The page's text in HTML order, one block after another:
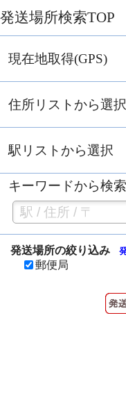
発送場所検索TOP
現在地取得(GPS)
住所リストから選択
駅リストから選択
キーワードから検索
発送場所の絞り込み
郵便局